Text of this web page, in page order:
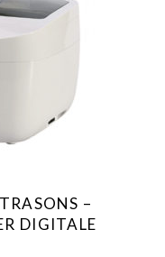
–
DIGITALE